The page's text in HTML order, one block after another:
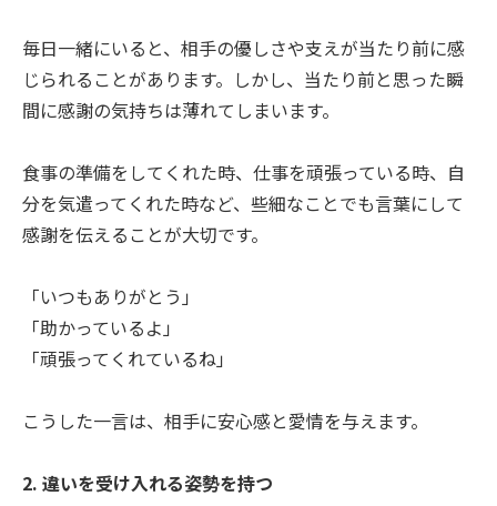
毎日一緒にいると、相手の優しさや支えが当たり前に感
じられることがあります。しかし、当たり前と思った瞬
間に感謝の気持ちは薄れてしまいます。
食事の準備をしてくれた時、仕事を頑張っている時、自
分を気遣ってくれた時など、些細なことでも言葉にして
感謝を伝えることが大切です。
「いつもありがとう」
「助かっているよ」
「頑張ってくれているね」
こうした一言は、相手に安心感と愛情を与えます。
2. 違いを受け入れる姿勢を持つ